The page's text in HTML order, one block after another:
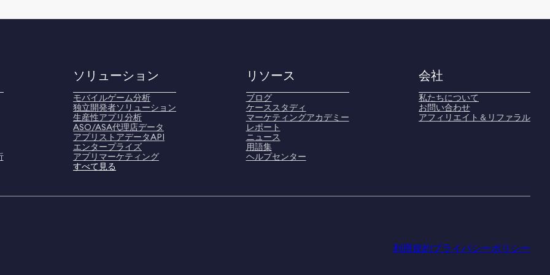
ソリューション
モバイルゲーム分析
独立開発者ソリューション
生産性アプリ分析
ASO/ASA代理店データ
アプリストアデータAPI
エンタープライズ
アプリマーケティング
すべて見る
リソース
ブログ
ケーススタディ
マーケティングアカデミー
レポート
ニュース
用語集
ヘルプセンター
会社
私たちについて
お問い合わせ
アフィリエイト＆リファラル
利用規約プライバシーポリシー